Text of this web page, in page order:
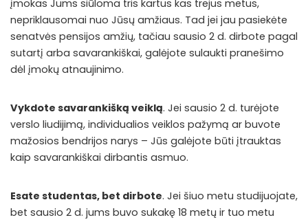
įmokas Jums siūloma tris kartus kas trejus metus,
nepriklausomai nuo Jūsų amžiaus. Tad jei jau pasiekėte
senatvės pensijos amžių, tačiau sausio 2 d. dirbote pagal
sutartį arba savarankiškai, galėjote sulaukti pranešimo
dėl įmokų atnaujinimo.
Vykdote savarankišką veiklą. Jei sausio 2 d. turėjote
verslo liudijimą, individualios veiklos pažymą ar buvote
mažosios bendrijos narys – Jūs galėjote būti įtrauktas
kaip savarankiškai dirbantis asmuo.
Esate studentas, bet dirbote. Jei šiuo metu studijuojate,
bet sausio 2 d. jums buvo sukakę 18 metų ir tuo metu